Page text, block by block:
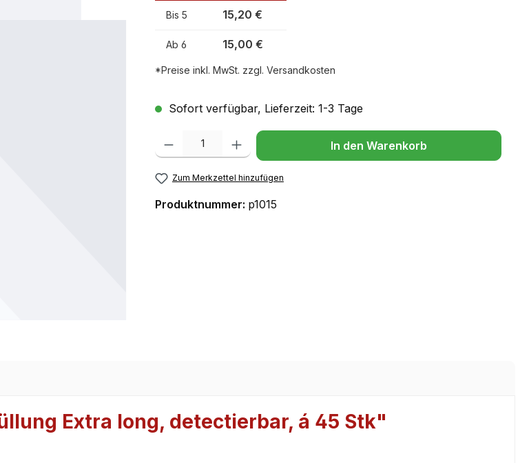
Bis 5 15,20 €
Ab 6 15,00 €
*Preise inkl. MwSt. zzgl. Versandkosten
Sofort verfügbar, Lieferzeit: 1-3 Tage
Produkt Anzahl: Gib den gewünschten Wert ein oder benutze die Schaltflächen
In den Warenkorb
Zum Merkzettel hinzufügen
Produktnummer: p1015
Extra long, detectierbar, á 45 Stk"